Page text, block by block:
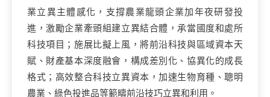
業立異主體感化，支撐農業龍頭企業加年夜研發投
進，激勵企業牽頭組建立異結合體，承當國度和處所
科技項目；施展比擬上風，將前沿科技與區域資本天
賦、財產基本深度融會，構成差別化、協異化的成長
格式；高效整合科技立異資本，加速生物育種、聰明
農業、綠色投進品等範疇前沿技巧立異和利用。